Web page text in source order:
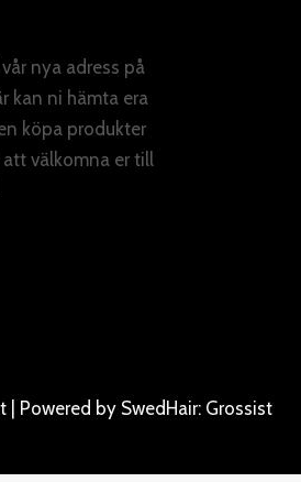
nya adress på
kan ni hämta era
köpa produkter
välkomna er till
Powered by SwedHair: Grossist